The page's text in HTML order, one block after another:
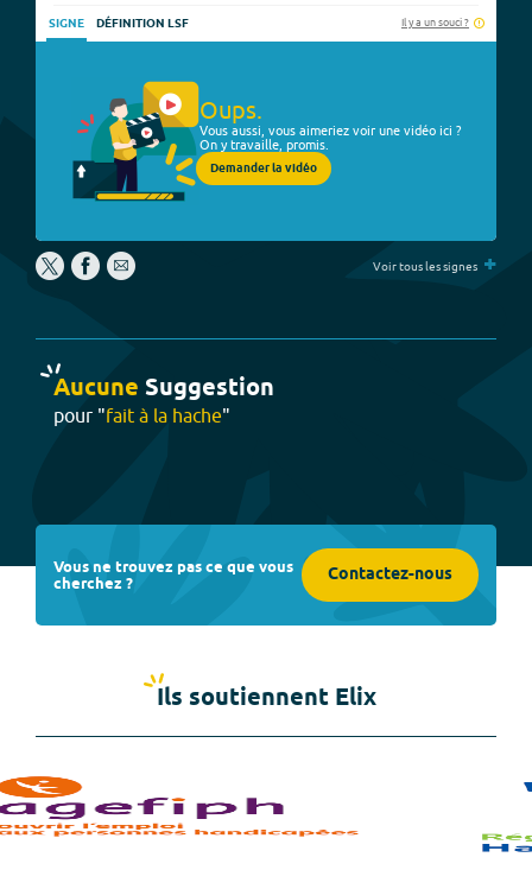
SIGNE DÉFINITION LSF Il y a un souci ?
Oups.
Vous aussi, vous aimeriez voir une vidéo ici ?
On y travaille, promis.
Demander la vidéo
Voir tous les signes +
Aucune Suggestion
pour "fait à la hache"
Vous ne trouvez pas ce que vous
cherchez ? Contactez-nous
Ils soutiennent Elix